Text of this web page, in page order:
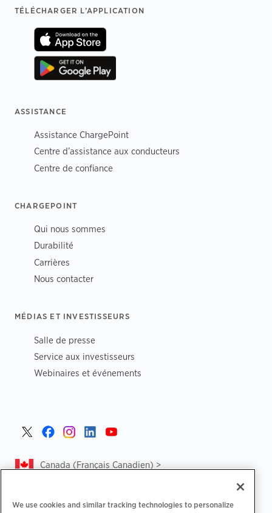
Footer
TÉLÉCHARGER L’APPLICATION
ASSISTANCE
Assistance ChargePoint
Centre d’assistance aux conducteurs
Centre de confiance
CHARGEPOINT
Qui nous sommes
Durabilité
Carrières
Nous contacter
MÉDIAS ET INVESTISSEURS
Salle de presse
Service aux investisseurs
Webinaires et événements
Canada (Français Canadien) >
We use cookies and similar tracking technologies to personalize